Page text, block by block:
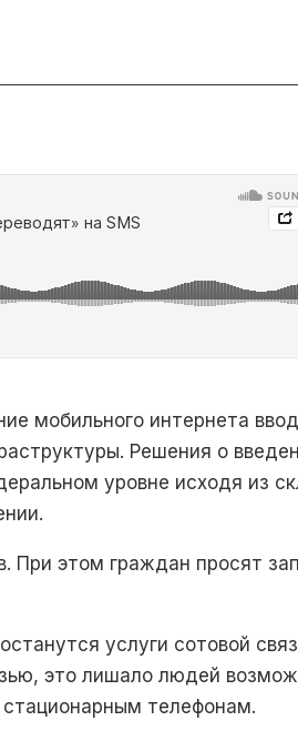
мобильного интернета
Решения о
уровне исходя из
При этом граждан просят
услуги сотовой
это лишало людей
стационарным телефонам.